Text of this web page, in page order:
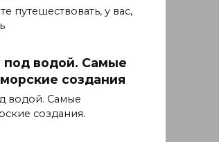
путешествовать, у вас,
под водой. Самые
создания
водой. Самые
создания.